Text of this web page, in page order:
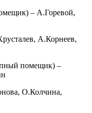
– А.Горевой,
А.Корнеев,
помещик) –
О.Колчина,